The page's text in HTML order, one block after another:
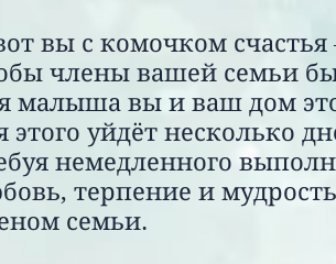
вы с комочком
члены вашей семьи
малыша вы и ваш дом
этого уйдёт несколько
немедленного
терпение и
семьи.